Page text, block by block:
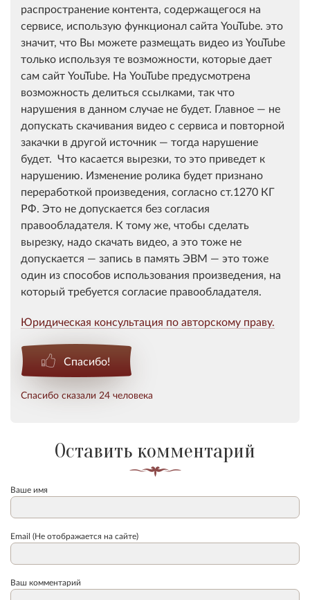
распространение контента, содержащегося на
сервисе, использую функционал сайта YouTube. это
значит, что Вы можете размещать видео из YouTube
только используя те возможности, которые дает
сам сайт YouTube. На YouTube предусмотрена
возможность делиться ссылками, так что
нарушения в данном случае не будет. Главное — не
допускать скачивания видео с сервиса и повторной
закачки в другой источник — тогда нарушение
будет. Что касается вырезки, то это приведет к
нарушению. Изменение ролика будет признано
переработкой произведения, согласно ст.1270 КГ
РФ. Это не допускается без согласия
правообладателя. К тому же, чтобы сделать
вырезку, надо скачать видео, а это тоже не
допускается — запись в память ЭВМ — это тоже
один из способов использования произведения, на
который требуется согласие правообладателя.
Юридическая консультация по авторскому праву.
Спасибо!
Спасибо сказали 24 человека
Оставить комментарий
Ваше имя
Email (Не отображается на сайте)
Ваш комментарий